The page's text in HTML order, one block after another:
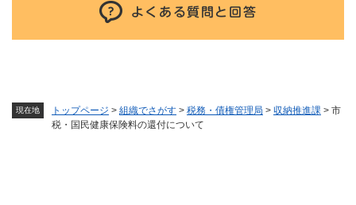
現在地 トップページ > 組織でさがす > 税務・債権管理局 > 収納推進課 > 市
税・国民健康保険料の還付について
よくある質問と回答